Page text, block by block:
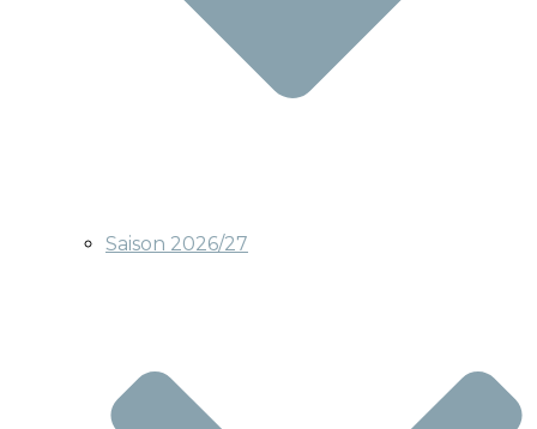
Saison 2026/27